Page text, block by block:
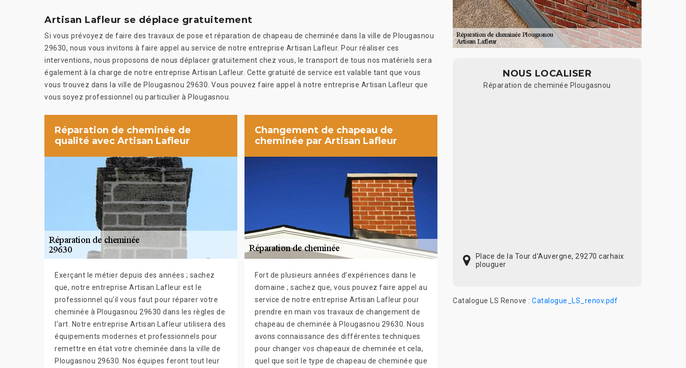
Artisan Lafleur se déplace gratuitement
Si vous prévoyez de faire des travaux de pose et réparation de chapeau de cheminée dans la ville de Plougasnou
29630, nous vous invitons à faire appel au service de notre entreprise Artisan Lafleur. Pour réaliser ces
interventions, nous proposons de nous déplacer gratuitement chez vous, le transport de tous nos matériels sera
également à la charge de notre entreprise Artisan Lafleur. Cette gratuité de service est valable tant que vous
vous trouvez dans la ville de Plougasnou 29630. Vous pouvez faire appel à notre entreprise Artisan Lafleur que
vous soyez professionnel ou particulier à Plougasnou.
Réparation de cheminée de
qualité avec Artisan Lafleur
Exerçant le métier depuis des années ; sachez
que, notre entreprise Artisan Lafleur est le
professionnel qu’il vous faut pour réparer votre
cheminée à Plougasnou 29630 dans les règles de
l’art. Notre entreprise Artisan Lafleur utilisera des
équipements modernes et professionnels pour
remettre en état votre cheminée dans la ville de
Plougasnou 29630. Nos équipes feront tout leur
Changement de chapeau de
cheminée par Artisan Lafleur
Fort de plusieurs années d’expériences dans le
domaine ; sachez que, vous pouvez faire appel au
service de notre entreprise Artisan Lafleur pour
prendre en main vos travaux de changement de
chapeau de cheminée à Plougasnou 29630. Nous
avons connaissance des différentes techniques
pour changer vos chapeaux de cheminée et cela,
quel que soit le type de chapeau de cheminée que
NOUS LOCALISER
Réparation de cheminée Plougasnou
Place de la Tour d'Auvergne, 29270 carhaix
plouguer
Catalogue LS Renove : Catalogue_LS_renov.pdf